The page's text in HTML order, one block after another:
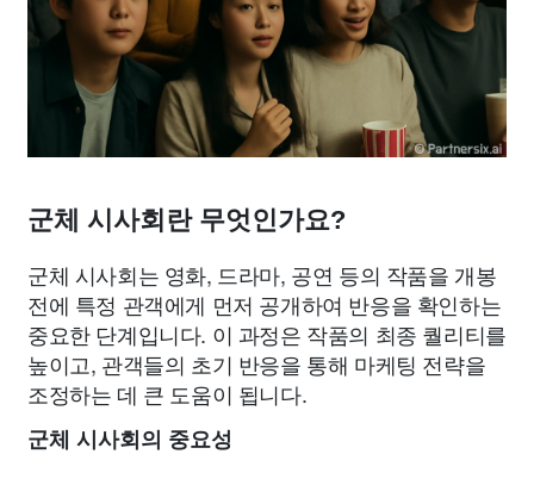
군체 시사회란 무엇인가요?
군체 시사회는 영화, 드라마, 공연 등의 작품을 개봉
전에 특정 관객에게 먼저 공개하여 반응을 확인하는
중요한 단계입니다. 이 과정은 작품의 최종 퀄리티를
높이고, 관객들의 초기 반응을 통해 마케팅 전략을
조정하는 데 큰 도움이 됩니다.
군체 시사회의 중요성